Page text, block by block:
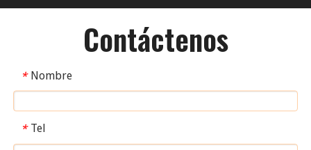
Contáctenos
* Nombre
* Tel